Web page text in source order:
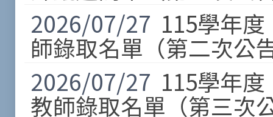
2026/07/27 115學年
師錄取名單（第二次公
2026/07/27 115學年
教師錄取名單（第三次